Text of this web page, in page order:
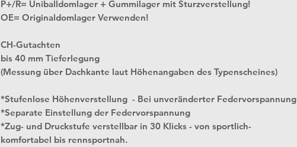
P+/R= Uniballdomlager + Gummilager mit Sturzverstellung!
OE= Originaldomlager Verwenden!
CH-Gutachten
bis 40 mm Tieferlegung
(Messung über Dachkante laut Höhenangaben des Typenscheines)
*Stufenlose Höhenverstellung - Bei unveränderter Federvorspannung
*Separate Einstellung der Federvorspannung
*Zug- und Druckstufe verstellbar in 30 Klicks - von sportlich-
komfortabel bis rennsportnah.